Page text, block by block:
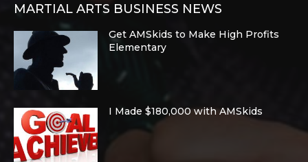
MARTIAL ARTS BUSINESS NEWS
Get AMSkids to Make High Profits
Elementary
I Made $180,000 with AMSkids